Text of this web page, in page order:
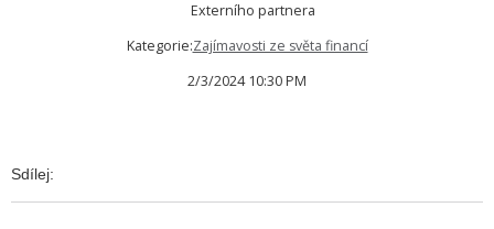
Externího partnera
Kategorie:Zajímavosti ze světa financí
2/3/2024 10:30 PM
Sdílej: